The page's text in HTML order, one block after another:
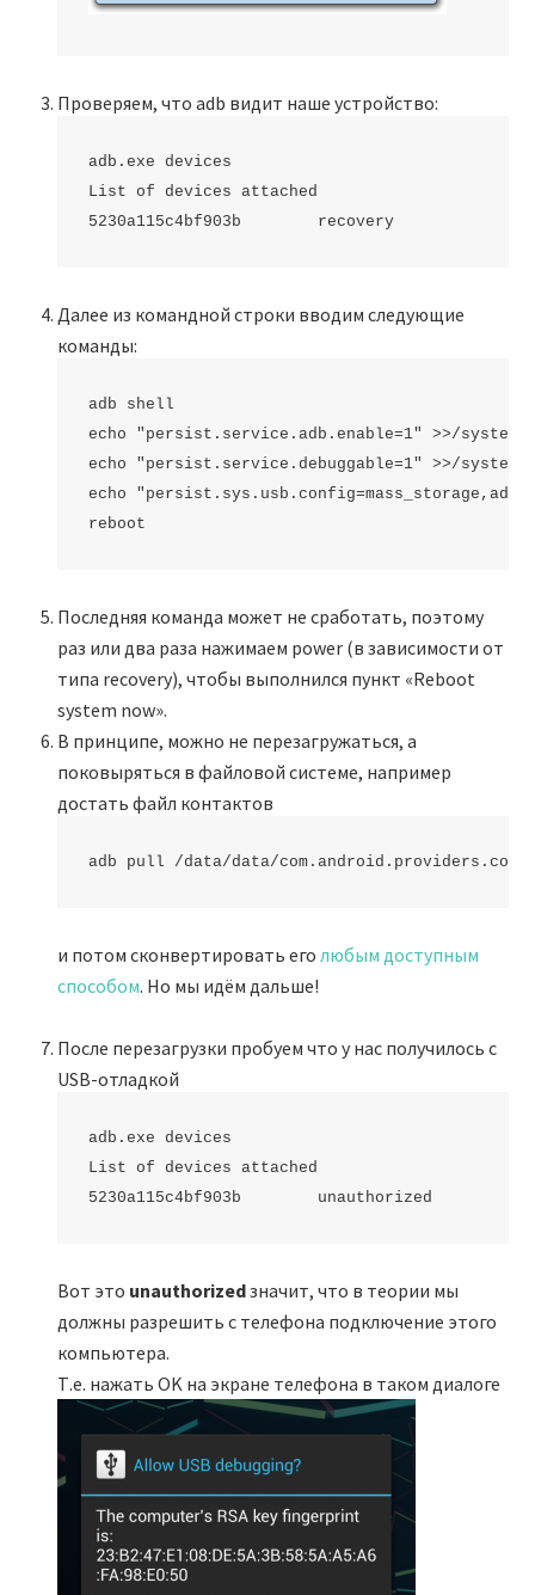
Проверяем, что adb видит наше устройство:
adb.exe devices
List of devices attached
5230a115c4bf903b        recovery
Далее из командной строки вводим следующие
команды:
adb shell
echo "persist.service.adb.enable=1" >>/
echo "persist.service.debuggable=1" >>/
echo
Последняя команда может не сработать, поэтому
раз или два раза нажимаем power (в зависимости от
типа recovery), чтобы выполнился пункт «Reboot
system now».
В принципе, можно не перезагружаться, а
поковыряться в файловой системе, например
достать файл контактов
и потом сконвертировать еголюбым доступным
способом. Но мы идём дальше!
После перезагрузки пробуем что у нас получилось с
USB-отладкой
adb.exe devices
List of devices attached
Вот это unauthorizedзначит, что в теории мы
должны разрешить с телефона подключение этого
компьютера.
Т.е. нажать OK на экране телефона в таком диалоге